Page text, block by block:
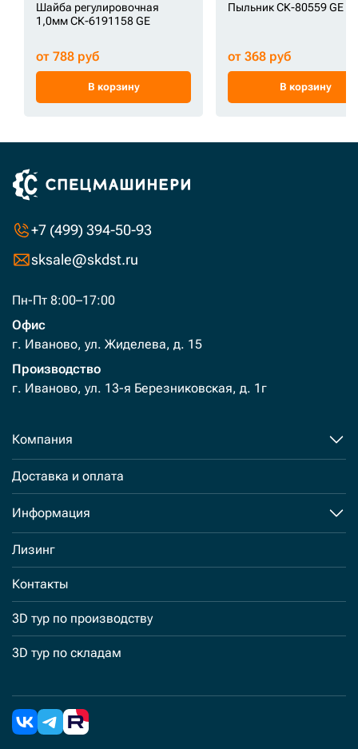
Шайба регулировочная
1,0мм СК-6191158 GE
от 788 руб
В корзину
Пыльник СК-80559 GE
от 368 руб
В корзину
+7 (499) 394-50-93
sksale@skdst.ru
Пн-Пт 8:00–17:00
Офис
г. Иваново, ул. Жиделева, д. 15
Производство
г. Иваново, ул. 13-я Березниковская, д. 1г
Компания
Доставка и оплата
Информация
Лизинг
Контакты
3D тур по производству
3D тур по складам